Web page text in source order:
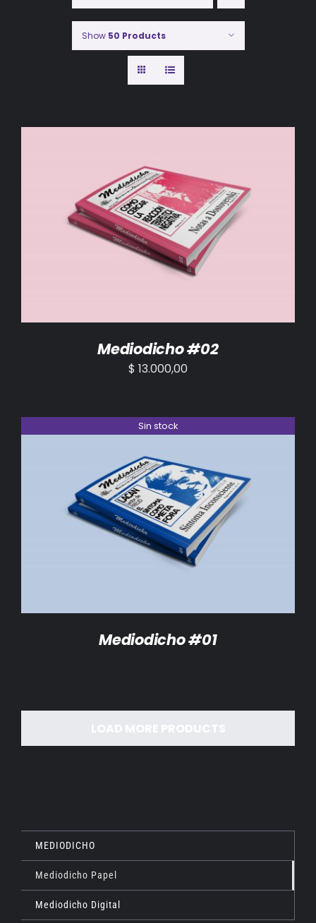
Show 50 Products
AÑADIR AL CARRITO / DETALLES
Mediodicho #02
$ 13.000,00
Sin stock
DETALLES
Mediodicho #01
MEDIODICHO
Mediodicho Papel
Mediodicho Digital